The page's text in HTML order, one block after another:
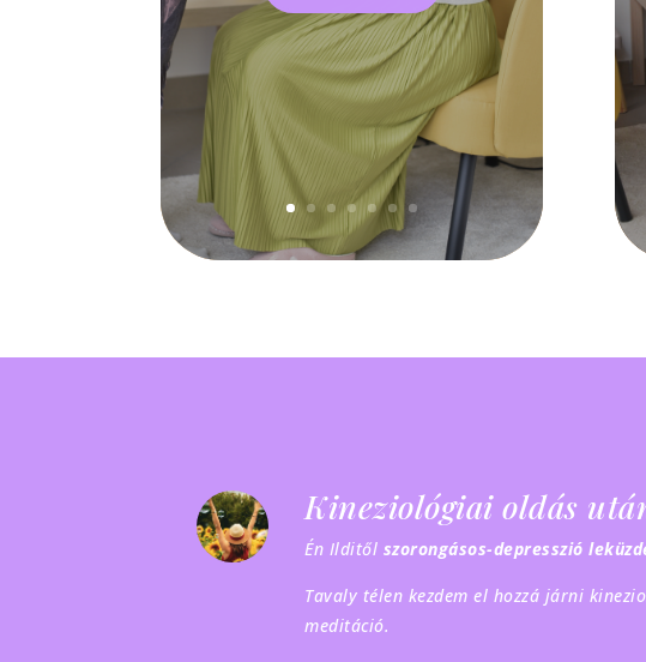
Kineziológiai oldás
Én Ilditől szorongásos-depresszió
Tavaly télen kezdem el hozzá járni
meditáció.